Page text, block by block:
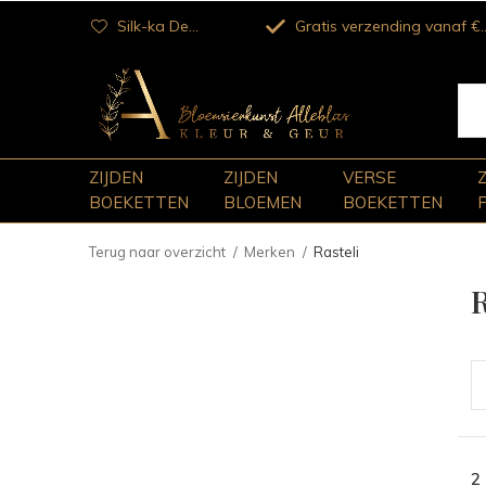
ZIJDEN
BOEKETTEN
ZIJDEN
BLOEMEN
VERSE
BOEKETTEN
Silk-ka Dealer Gratis verzending vanaf €100
Terug naar overzicht Merken Rasteli
2